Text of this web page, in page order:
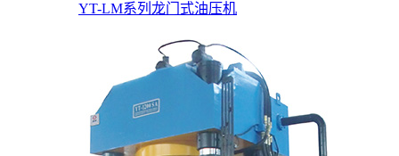
YT-LM系列龙门式油压机